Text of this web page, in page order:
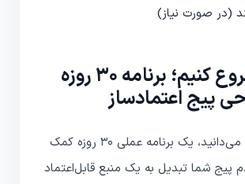
(در صورت نیاز)
چطور شروع کنیم؛ برنامه 30 روزه
پیج اعتمادساز
حالا که اصول را می‌دانید، یک برنامه عملی 30 روزه کمک
پیج شما تبدیل به یک منبع قابل‌اعتماد